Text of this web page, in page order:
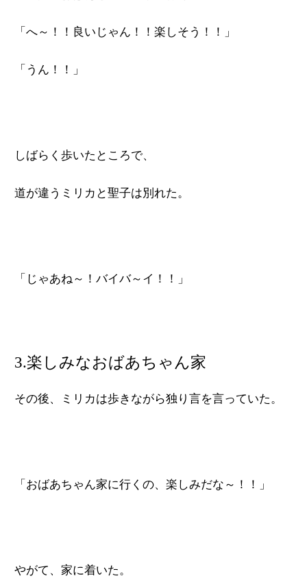
「へ～！！良いじゃん！！楽しそう！！」
「うん！！」
しばらく歩いたところで、
道が違うミリカと聖子は別れた。
「じゃあね～！バイバ～イ！！」
3.楽しみなおばあちゃん家
その後、ミリカは歩きながら独り言を言っていた。
「おばあちゃん家に行くの、楽しみだな～！！」
やがて、家に着いた。